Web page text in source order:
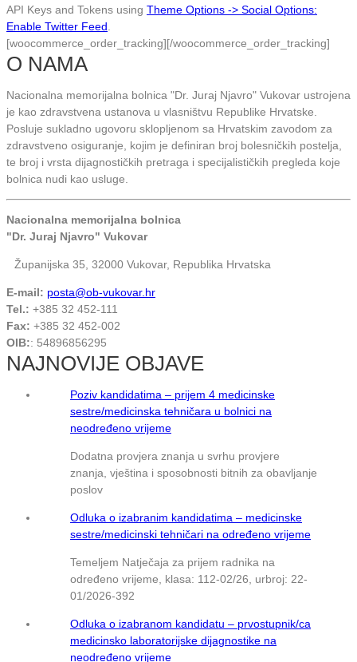
API Keys and Tokens using Theme Options -> Social Options:
Enable Twitter Feed
[woocommerce_order_tracking][/woocommerce_order_tracking]
O NAMA
Nacionalna memorijalna bolnica "Dr. Juraj Njavro" Vukovar ustrojena
je kao zdravstvena ustanova u vlasništvu Republike Hrvatske.
Posluje sukladno ugovoru sklopljenom sa Hrvatskim zavodom za
zdravstveno osiguranje, kojim je definiran broj bolesničkih postelja,
te broj i vrsta dijagnostičkih pretraga i specijalističkih pregleda koje
bolnica nudi kao usluge.
Nacionalna memorijalna bolnica
"Dr. Juraj Njavro" Vukovar
Županijska 35, 32000 Vukovar, Republika Hrvatska
E-mail: posta@ob-vukovar.hr
Tel.: +385 32 452-111
Fax: +385 32 452-002
OIB:: 54896856295
NAJNOVIJE OBJAVE
Poziv kandidatima – prijem 4 medicinske
sestre/medicinska tehničara u bolnici na
neodređeno vrijeme
Dodatna provjera znanja u svrhu provjere
znanja, vještina i sposobnosti bitnih za obavljanje
poslov
Odluka o izabranim kandidatima – medicinske
sestre/medicinski tehničari na određeno vrijeme
Temeljem Natječaja za prijem radnika na
određeno vrijeme, klasa: 112-02/26, urbroj: 22-
01/2026-392
Odluka o izabranom kandidatu – prvostupnik/ca
medicinsko laboratorijske dijagnostike na
neodređeno vrijeme